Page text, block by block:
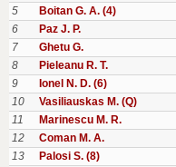
5
Boitan G. A. (4)
6
Paz J. P.
7
Ghetu G.
8
Pieleanu R. T.
9
Ionel N. D. (6)
10
Vasiliauskas M. (Q)
11
Marinescu M. R.
12
Coman M. A.
13
Palosi S. (8)